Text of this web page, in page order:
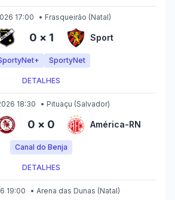
17:00 • Frasqueirão (Natal)
0 × 1 Sport
SportyNet
DETALHES
18:30 • Pituaçu (Salvador)
0 × 0 América-RN
Canal do Benja
DETALHES
19:00 • Arena das Dunas (Natal)